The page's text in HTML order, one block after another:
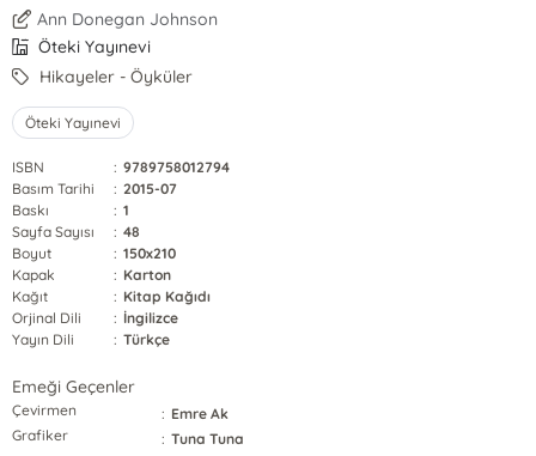
Ann Donegan Johnson
Öteki Yayınevi
Hikayeler - Öyküler
Öteki Yayınevi
ISBN : 9789758012794
Basım Tarihi
: 2015-07
Baskı
: 1
Sayfa Sayısı
: 48
Boyut
: 150x210
Kapak
: Karton
Kağıt
: Kitap Kağıdı
Orjinal Dili
: İngilizce
Yayın Dili
: Türkçe
Emeği Geçenler
Çevirmen : Emre Ak
Grafiker
: Tuna Tuna